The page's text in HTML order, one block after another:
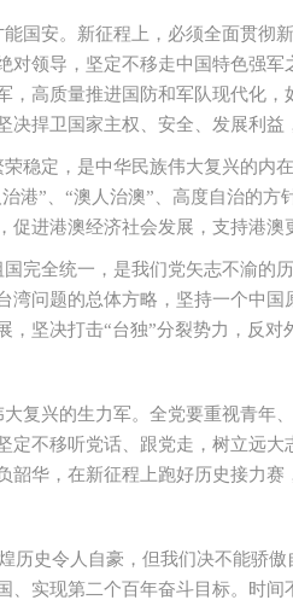
国安。新征程上，必须全面贯彻
对领导，坚定不移走中国特色强
，高质量推进国防和军队现代化
决捍卫国家主权、安全、发展利
稳定，是中华民族伟大复兴的内
港”、“澳人治澳”、高度自治的方
促进港澳经济社会发展，支持港
完全统一，是我们党矢志不渝的
湾问题的总体方略，坚持一个中
，坚决打击“台独”分裂势力，反
复兴的生力军。全党要重视青年
定不移听党话、跟党走，树立远
韶华，在新征程上跑好历史接力
历史令人自豪，但我们决不能骄
、实现第二个百年奋斗目标。时